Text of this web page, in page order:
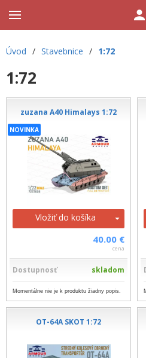
Úvod / Stavebnice / 1:72
1:72
zuzana A40 Himalays 1:72
NOVINKA
Vložiť do košíka
40.00 €
cena
Dostupnosť skladom
Momentálne nie je k produktu žiadny popis.
OT-64A SKOT 1:72